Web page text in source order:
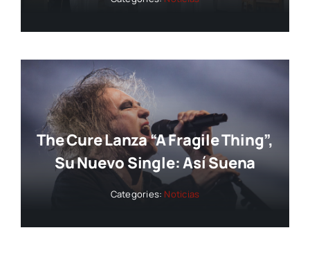
The Cure Lanza “A Fragile Thing”,
Su Nuevo Single: Así Suena
Categories: Noticias